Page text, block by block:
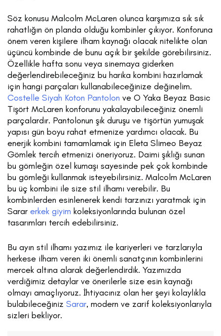
Söz konusu Malcolm McLaren olunca karşımıza sık sık
rahatlığın ön planda olduğu kombinler çıkıyor. Konforuna
önem veren kişilere ilham kaynağı olacak nitelikte olan
üçüncü kombinde de bunu açık bir şekilde görebilirsiniz.
Özellikle hafta sonu veya sinemaya giderken
değerlendirebileceğiniz bu harika kombini hazırlamak
için hangi parçaları kullanabileceğinize değinelim.
Costelle Siyah Koton Pantolon ve O Yaka Beyaz Basic
Tişört McLaren konforunu yakalayabileceğiniz önemli
parçalardır. Pantolonun şık duruşu ve tişörtün yumuşak
yapısı gün boyu rahat etmenize yardımcı olacak. Bu
enerjik kombini tamamlamak için Eleta Slimeo Beyaz
Gömlek tercih etmenizi öneriyoruz. Daimi şıklığı sunan
bu gömleğin özel kumaşı sayesinde pek çok kombinde
bu gömleği kullanmak isteyebilirsiniz. Malcolm McLaren
bu üç kombini ile size stil ilhamı verebilir. Bu
kombinlerden esinlenerek kendi tarzınızı yaratmak için
Sarar erkek giyim koleksiyonlarında bulunan özel
tasarımları tercih edebilirsiniz.
Bu ayın stil ilhamı yazımız ile kariyerleri ve tarzlarıyla
herkese ilham veren iki önemli sanatçının kombinlerini
mercek altına alarak değerlendirdik. Yazımızda
verdiğimiz detaylar ve önerilerle size esin kaynağı
olmayı amaçlıyoruz. İhtiyacınız olan her şeyi kolaylıkla
bulabileceğiniz Sarar, modern ve zarif koleksiyonlarıyla
sizleri bekliyor.